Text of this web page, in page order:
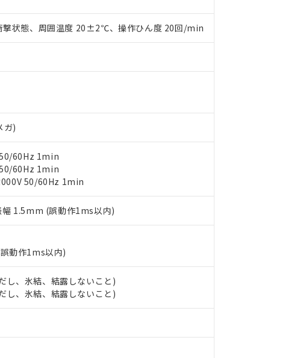
撃状態、周囲温度 20±2℃、操作ひん度 20回/min
ガ)
60Hz 1min
60Hz 1min
50/60Hz 1min
1.5mm (誤動作1ms以内)
動作1ms以内)
、氷結、結露しないこと)
、氷結、結露しないこと)
ただき、同意のうえご利用ください。
当社制御機器事業取扱商品の当社在庫状況および標準価格(税抜)を提供させ
業取扱商品の中には、本サービスの対象外となる商品もあることをご了承く
標準価格照会結果は、記載している更新日時点での社内データに基づき作成
された時点での実際の在庫および標準価格とは異なる場合があることをご了
および標準価格はお客様のお取引先、またはお客様担当のオムロン制御機器
相談ください。
器販売店や当社販売拠点は「
標準価格結果を当社の事前の承諾なく第三者に漏洩または開示しないようお
（部品リスト作成サービス）をご利用いただくには、I-Webメンバーズにご
ります。
ブサイト上で当社にご登録された部品リストについて、当社および当社の共
・サービスに関するお客様との取引・商談に必要な範囲で利用することをご
用者とは、"個人情報の共同利用に関して"
の「1.共同利用者の範囲」に記
ます。
指令（10物質）の非含有に対応した製品が提供可能な商品です。
指令（10物質）の非含有に対応した製品に切り替える予定のある商品です。
指令（10物質）の非含有に非対応の商品で、対応品を出す予定はありま
指令（10物質）の非含有の対応状況を調査中または確認中の商品です。
料など無形物で、有害物質有無と関係のない商品です。
、非含有部品としていたものが、含有品と判明した場合などやむを得ず変
銀(Hg) 1000ppm以下、 カドミウム(Cd) 100ppm以下、
以下、ポリ臭化ビフェニル類(PBB) 1000ppm以下、ポリ臭化ジフェニルエーテル類(PBDE)
シル) (DEHP)(別名：DOP) 1000ppm以下、フタル酸ブチルベンジル（BBP） 1000ppm以下、フ
、フタル酸ジイソブチル (DIBP) 1000ppm以下
視および制御機器に対する適用除外項目は除く。
質については閾値を超える意図的な使用がないことを確認しています。
ダウンロードすることができます。
質）の非含有証明書
書（当社基準）
点で非含有を証明するもので、過去に遡って非含有を証明するものではあ
表
含有率が中国RoHSの基準値以下であることを示します。
含有率が中国RoHSの基準値を超えていることを示します。
当社販売部門へお問い合わせください。
(GB/T26572)：
、 PBBs(ポリ臭化ビフェニル類) : 1000ppm、 PBDEs(ポリ臭化ジフェニルエーテル類) :
、 DIBP(フタル酸ジイソブチル) : 1000ppm、 BBP(フタル酸ブチルベンジル) : 1000ppm、
ルヘキシル)) : 1000ppm
限
物質）のすべてが基準値以下であることを示します。
況下において有害物質が外部に漏えいし、環境に深刻な影響を及ぼさない
貴社製品のうち、外国為替および外国貿易法に定める商品（以下｢規制貨物
続きをとります。
を破棄する場合は、完全に破砕するなど、違法に輸出されないよう必要な手
を、核兵器、ミサイル、化学兵器、生物兵器またはその他武器並びにこれら
いたしません。
品を第三者に販売する場合は、上記1、2および3の内容を当該第三者に通知
売先および販売に係わる関係者が違法に輸出するおそれがある場合は、取り
合意する
の在庫あり
満たないが在庫あり
新の在庫状況については、お客様のお取引先、またはお客様担当のオムロ
・当社販売員にご確認ください)
種、また在庫状況の情報を公開していない機種